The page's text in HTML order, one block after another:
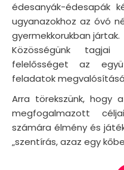
édesanyák-édesapák
ugyanazokhoz az óvó
gyermekkorukban jártak.
Közösségünk tagjai
felelősséget az
feladatok
Arra törekszünk, hogy
megfogalmazott
számára élmény és
„szentírás, azaz egy